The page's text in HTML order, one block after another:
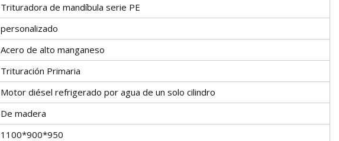
Trituradora de mandíbula serie PE
personalizado
Acero de alto manganeso
Trituración Primaria
Motor diésel refrigerado por agua de un solo cilindro
De madera
1100*900*950